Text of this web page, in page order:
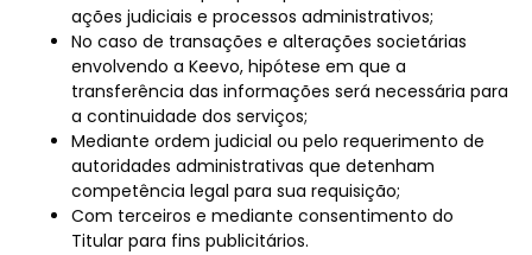
ações judiciais e processos administrativos;
No caso de transações e alterações societárias
envolvendo a Keevo, hipótese em que a
transferência das informações será necessária para
a continuidade dos serviços;
Mediante ordem judicial ou pelo requerimento de
autoridades administrativas que detenham
competência legal para sua requisição;
Com terceiros e mediante consentimento do
Titular para fins publicitários.